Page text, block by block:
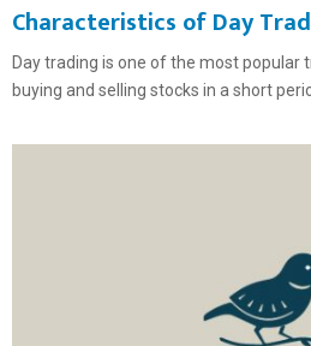
Characteristics of Day
Day trading is one of the most popular
buying and selling stocks in a short